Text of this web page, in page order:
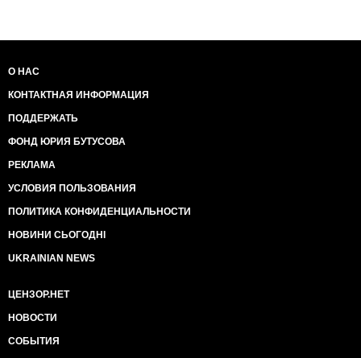
О НАС
КОНТАКТНАЯ ИНФОРМАЦИЯ
ПОДДЕРЖАТЬ
ФОНД ЮРИЯ БУТУСОВА
РЕКЛАМА
УСЛОВИЯ ПОЛЬЗОВАНИЯ
ПОЛИТИКА КОНФИДЕНЦИАЛЬНОСТИ
НОВИНИ СЬОГОДНІ
UKRAINIAN NEWS
ЦЕНЗОР.НЕТ
НОВОСТИ
СОБЫТИЯ